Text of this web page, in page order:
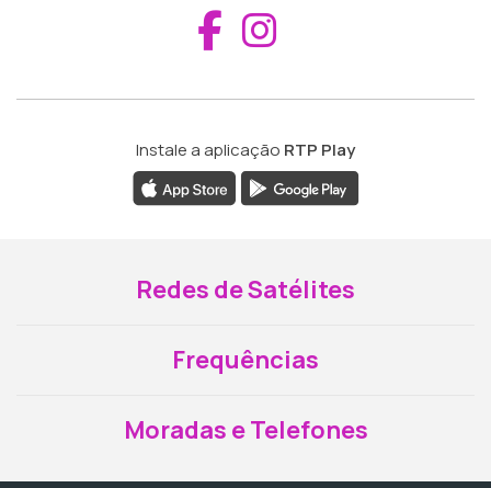
Aceder ao
Instale a aplicação RTP Play
Redes de Satélites
Frequências
Moradas e Telefones